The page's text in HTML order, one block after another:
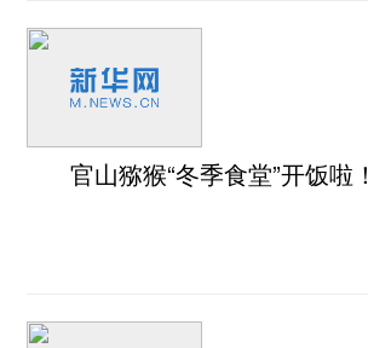
官山猕猴“冬季食堂”开饭啦！